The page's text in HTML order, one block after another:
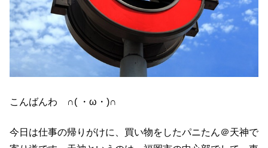
こんばんわ ∩( ・ω・)∩
今日は仕事の帰りがけに、買い物をしたパニたん＠天神で